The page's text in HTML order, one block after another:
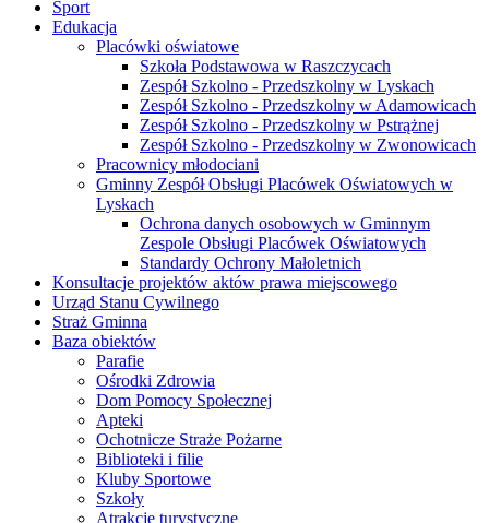
Sport
Edukacja
Placówki oświatowe
Szkoła Podstawowa w Raszczycach
Zespół Szkolno - Przedszkolny w Lyskach
Zespół Szkolno - Przedszkolny w Adamowicach
Zespół Szkolno - Przedszkolny w Pstrążnej
Zespół Szkolno - Przedszkolny w Zwonowicach
Pracownicy młodociani
Gminny Zespół Obsługi Placówek Oświatowych w
Lyskach
Ochrona danych osobowych w Gminnym
Zespole Obsługi Placówek Oświatowych
Standardy Ochrony Małoletnich
Konsultacje projektów aktów prawa miejscowego
Urząd Stanu Cywilnego
Straż Gminna
Baza obiektów
Parafie
Ośrodki Zdrowia
Dom Pomocy Społecznej
Apteki
Ochotnicze Straże Pożarne
Biblioteki i filie
Kluby Sportowe
Szkoły
Atrakcje turystyczne